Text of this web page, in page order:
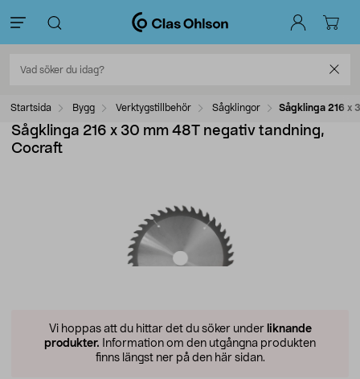
Startsida Bygg Verktygstillbehör Sågklingor Sågklinga 216 x
Sågklinga 216 x 30 mm 48T negativ tandning,
Cocraft
Vi hoppas att du hittar det du söker under liknande
produkter. Information om den utgångna produkten
finns längst ner på den här sidan.